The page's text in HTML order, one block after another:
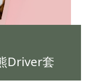
Driver套